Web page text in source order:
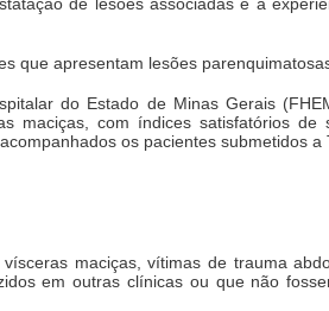
que apresentam lesões
do Estado de Minas Gerais
com índices satisfatórios de
os pacientes submetidos a
maciças, vítimas de trauma
em outras clínicas ou que não